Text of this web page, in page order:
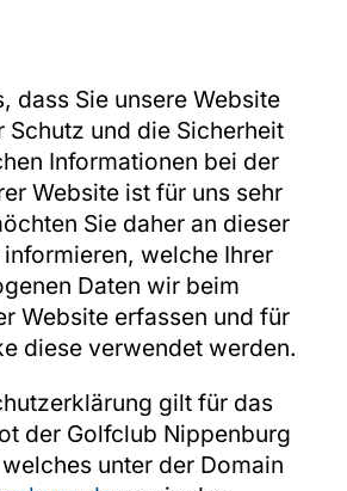
dass Sie unsere Website
Schutz und die Sicherheit
Informationen bei der
Website ist für uns sehr
Sie daher an dieser
welche Ihrer
Daten wir beim
Website erfassen und für
diese verwendet werden.
gilt für das
der Golfclub Nippenburg
unter der Domain